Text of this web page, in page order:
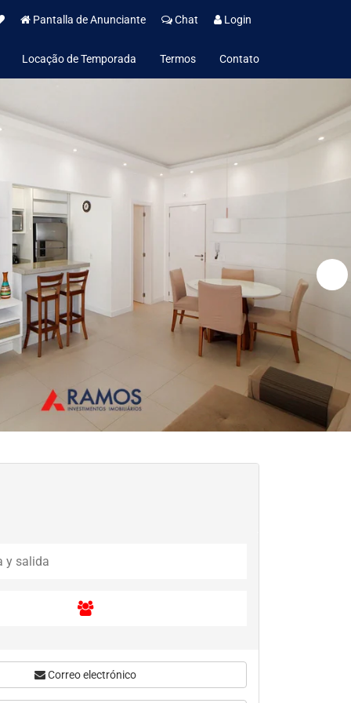
Pantalla de Anunciante Chat Login
Locação de Temporada Termos
Política de Privacidade
Contato
Correo electrónico